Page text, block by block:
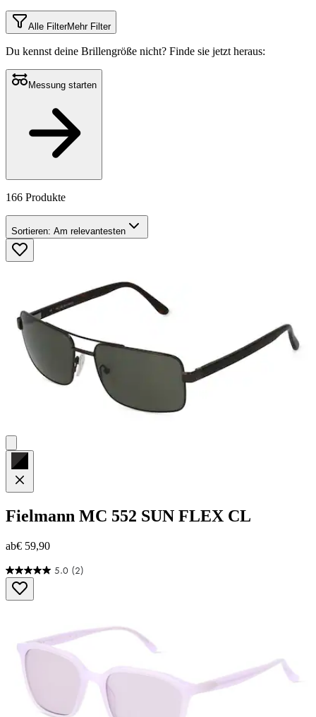
Alle FilterMehr Filter
Du kennst deine Brillengröße nicht? Finde sie jetzt heraus:
Messung starten
166 Produkte
Sortieren: Am relevantesten
Fielmann MC 552 SUN FLEX CL
ab€ 59,90
5.0 (2)
5.0
von
5
Bewertungen